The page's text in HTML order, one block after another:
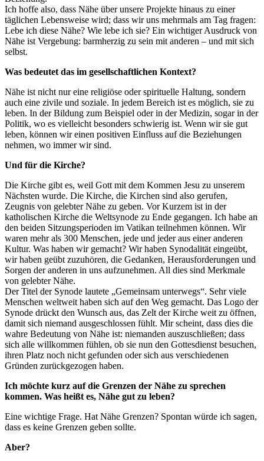
Ich hoffe also, dass Nähe über unsere Projekte hinaus zu einer
täglichen Lebensweise wird; dass wir uns mehrmals am Tag fragen:
Lebe ich diese Nähe? Wie lebe ich sie? Ein wichtiger Ausdruck von
Nähe ist Vergebung: barmherzig zu sein mit anderen – und mit sich
selbst.
Was bedeutet das im gesellschaftlichen Kontext?
Nähe ist nicht nur eine religiöse oder spirituelle Haltung, sondern
auch eine zivile und soziale. In jedem Bereich ist es möglich, sie zu
leben. In der Bildung zum Beispiel oder in der Medizin, sogar in der
Politik, wo es vielleicht besonders schwierig ist. Wenn wir sie gut
leben, können wir einen positiven Einfluss auf die Beziehungen
nehmen, wo immer wir sind.
Und für die Kirche?
Die Kirche gibt es, weil Gott mit dem Kommen Jesu zu unserem
Nächsten wurde. Die Kirche, die Kirchen sind also gerufen,
Zeugnis von gelebter Nähe zu geben. Vor Kurzem ist in der
katholischen Kirche die Weltsynode zu Ende gegangen. Ich habe an
den beiden Sitzungsperioden im Vatikan teilnehmen können. Wir
waren mehr als 300 Menschen, jede und jeder aus einer anderen
Kultur. Was haben wir gemacht? Wir haben Synodalität eingeübt,
wir haben geübt zuzuhören, die Gedanken, Herausforderungen und
Sorgen der anderen in uns aufzunehmen. All dies sind Merkmale
von gelebter Nähe.
Der Titel der Synode lautete „Gemeinsam unterwegs“. Sehr viele
Menschen weltweit haben sich auf den Weg gemacht. Das Logo der
Synode drückt den Wunsch aus, das Zelt der Kirche weit zu öffnen,
damit sich niemand ausgeschlossen fühlt. Mir scheint, dass dies die
wahre Bedeutung von Nähe ist: niemanden auszuschließen; dass
sich alle willkommen fühlen, ob sie nun den Gottesdienst besuchen,
ihren Platz noch nicht gefunden oder sich aus verschiedenen
Gründen zurückgezogen haben.
Ich möchte kurz auf die Grenzen der Nähe zu sprechen
kommen. Was heißt es, Nähe gut zu leben?
Eine wichtige Frage. Hat Nähe Grenzen? Spontan würde ich sagen,
dass es keine Grenzen geben sollte.
Aber?